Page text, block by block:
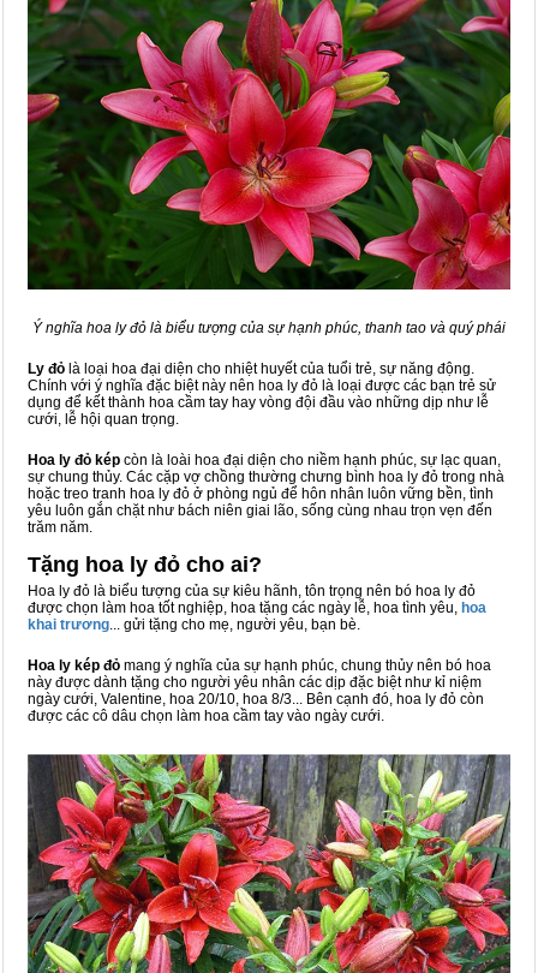
Ý nghĩa hoa ly đỏ là biểu tượng của sự hạnh phúc, thanh tao và quý phái
Ly đỏ là loại hoa đại diện cho nhiệt huyết của tuổi trẻ, sự năng động.
Chính với ý nghĩa đặc biệt này nên hoa ly đỏ là loại được các bạn trẻ sử
dụng để kết thành hoa cầm tay hay vòng đội đầu vào những dịp như lễ
cưới, lễ hội quan trọng.
Hoa ly đỏ kép còn là loài hoa đại diện cho niềm hạnh phúc, sự lạc quan,
sự chung thủy. Các cặp vợ chồng thường chưng bình hoa ly đỏ trong nhà
hoặc treo tranh hoa ly đỏ ở phòng ngủ để hôn nhân luôn vững bền, tình
yêu luôn gắn chặt như bách niên giai lão, sống cùng nhau trọn vẹn đến
trăm năm.
Tặng hoa ly đỏ cho ai?
Hoa ly đỏ là biểu tượng của sự kiêu hãnh, tôn trọng nên bó hoa ly đỏ
được chọn làm hoa tốt nghiệp, hoa tặng các ngày lễ, hoa tình yêu, hoa
khai trương... gửi tặng cho mẹ, người yêu, bạn bè.
Hoa ly kép đỏ mang ý nghĩa của sự hạnh phúc, chung thủy nên bó hoa
này được dành tặng cho người yêu nhân các dịp đặc biệt như kỉ niệm
ngày cưới, Valentine, hoa 20/10, hoa 8/3... Bên cạnh đó, hoa ly đỏ còn
được các cô dâu chọn làm hoa cầm tay vào ngày cưới.